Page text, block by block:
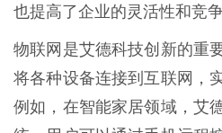
也提高了企业的灵活性和竞争
物联网是艾德科技创新的重
将各种设备连接到互联网，
例如，在智能家居领域，艾